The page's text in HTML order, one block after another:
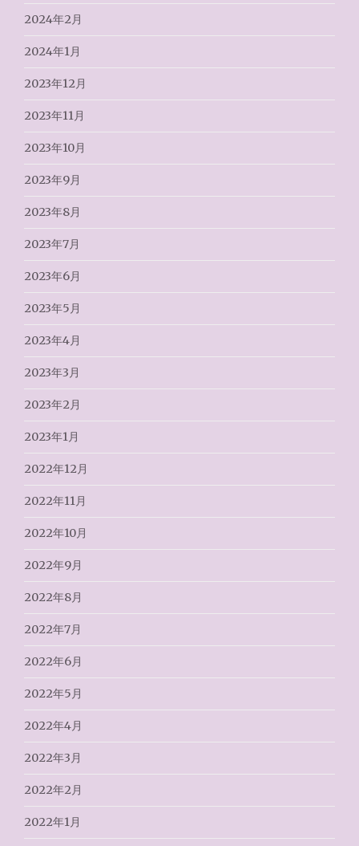
2024年2月
2024年1月
2023年12月
2023年11月
2023年10月
2023年9月
2023年8月
2023年7月
2023年6月
2023年5月
2023年4月
2023年3月
2023年2月
2023年1月
2022年12月
2022年11月
2022年10月
2022年9月
2022年8月
2022年7月
2022年6月
2022年5月
2022年4月
2022年3月
2022年2月
2022年1月